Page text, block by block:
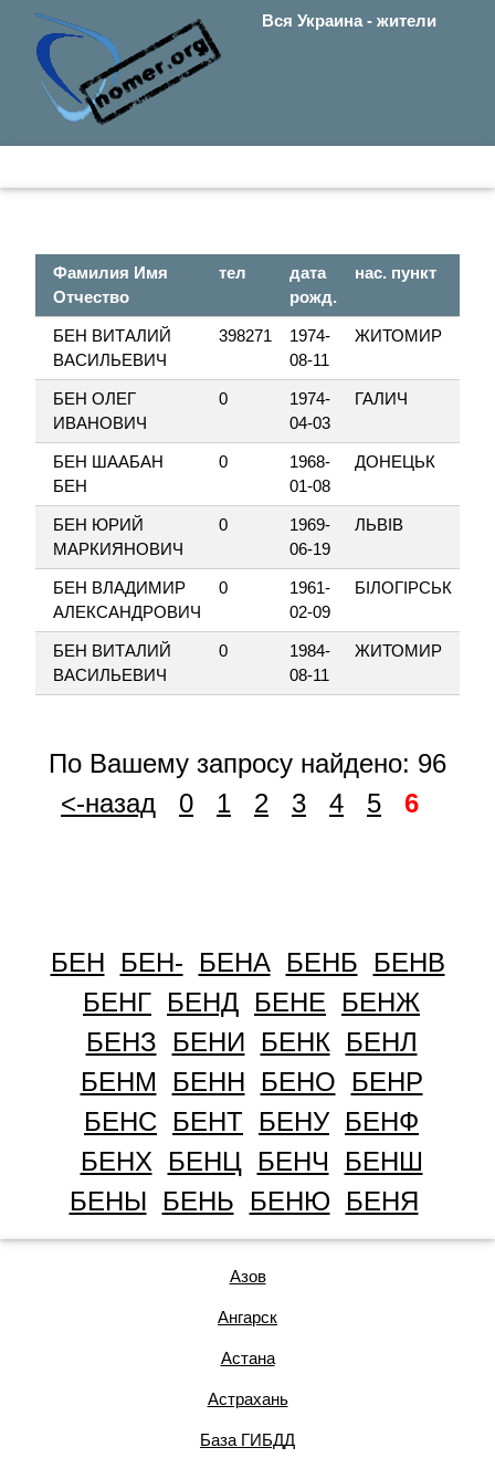
Вся Украина - жители
Фамилия Имя
Отчество
тел
дата
рожд.
нас. пункт
БЕН ВИТАЛИЙ
ВАСИЛЬЕВИЧ
398271
1974-
08-11
ЖИТОМИР
БЕН ОЛЕГ
ИВАНОВИЧ
0
1974-
04-03
ГАЛИЧ
БЕН ШААБАН
БЕН
0
1968-
01-08
ДОНЕЦЬК
БЕН ЮРИЙ
МАРКИЯНОВИЧ
0
1969-
06-19
ЛЬВІВ
БЕН ВЛАДИМИР
АЛЕКСАНДРОВИЧ
0
1961-
02-09
БІЛОГІРСЬК
БЕН ВИТАЛИЙ
ВАСИЛЬЕВИЧ
0
1984-
08-11
ЖИТОМИР
По Вашему запросу найдено: 96
<-назад
0 1 2 3 4 5 6
БЕН БЕН- БЕНА БЕНБ
БЕНВ
БЕНГ БЕНД БЕНЕ
БЕНЖ
БЕНЗ
БЕНИ БЕНК
БЕНЛ
БЕНМ
БЕНН БЕНО
БЕНР
БЕНС
БЕНТ БЕНУ БЕНФ
БЕНХ
БЕНЦ БЕНЧ
БЕНШ
БЕНЫ
БЕНЬ БЕНЮ БЕНЯ
Азов
Ангарск
Астана
Астрахань
База ГИБДД